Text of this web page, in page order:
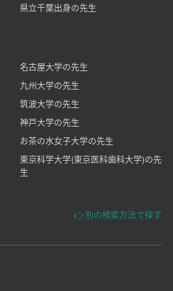
県立千葉出身の先生
名古屋大学の先生
九州大学の先生
筑波大学の先生
神戸大学の先生
お茶の水女子大学の先生
東京科学大学(東京医科歯科大学)の先
生
👉別の検索方法で探す